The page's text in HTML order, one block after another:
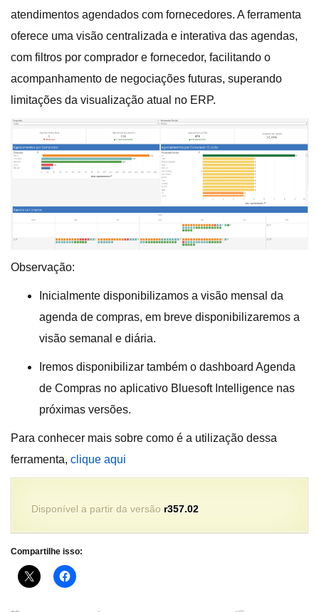
atendimentos agendados com fornecedores. A ferramenta
oferece uma visão centralizada e interativa das agendas,
com filtros por comprador e fornecedor, facilitando o
acompanhamento de negociações futuras, superando
limitações da visualização atual no ERP.
Observação:
Inicialmente disponibilizamos a visão mensal da
agenda de compras, em breve disponibilizaremos a
visão semanal e diária.
Iremos disponibilizar também o dashboard Agenda
de Compras no aplicativo Bluesoft Intelligence nas
próximas versões.
Para conhecer mais sobre como é a utilização dessa
ferramenta, clique aqui
Disponível a partir da versão r357.02
Compartilhe isso: